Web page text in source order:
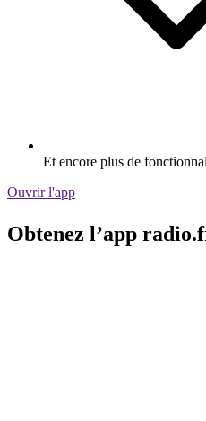
Et encore plus de
Ouvrir l'app
Obtenez l’app